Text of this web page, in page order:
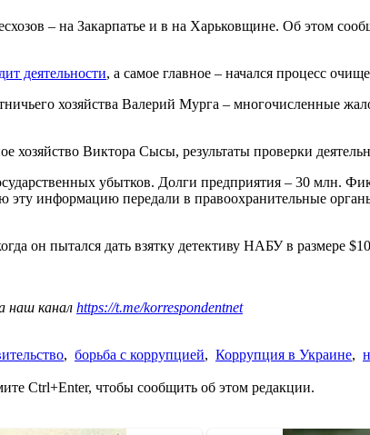
– на Закарпатье и в на Харьковщине. Об этом
деятельности, а самое главное – начался процесс
хозяйства Валерий Мурга – многочисленные
хозяйство Виктора Сысы, результаты проверки
убытков. Долги предприятия – 30 млн.
эту информацию передали в правоохранительные
он пытался дать взятку детективу НАБУ в размере
наш канал https://t.me/korrespondentnet
, борьба с коррупцией, Коррупция в Украине,
Ctrl+Enter, чтобы сообщить об этом редакции.